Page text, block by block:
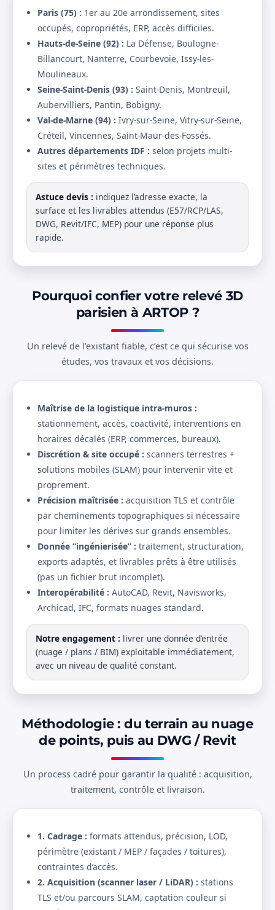
Paris (75) : 1er au 20e arrondissement, sites
occupés, copropriétés, ERP, accès difficiles.
Hauts-de-Seine (92) : La Défense, Boulogne-
Billancourt, Nanterre, Courbevoie, Issy-les-
Moulineaux.
Seine-Saint-Denis (93) : Saint-Denis, Montreuil,
Aubervilliers, Pantin, Bobigny.
Val-de-Marne (94) : Ivry-sur-Seine, Vitry-sur-Seine,
Créteil, Vincennes, Saint-Maur-des-Fossés.
Autres départements IDF : selon projets multi-
sites et périmètres techniques.
Astuce devis : indiquez l’adresse exacte, la
surface et les livrables attendus (E57/RCP/LAS,
DWG, Revit/IFC, MEP) pour une réponse plus
rapide.
Pourquoi confier votre relevé 3D
parisien à ARTOP ?
Un relevé de l’existant fiable, c’est ce qui sécurise vos
études, vos travaux et vos décisions.
Maîtrise de la logistique intra-muros :
stationnement, accès, coactivité, interventions en
horaires décalés (ERP, commerces, bureaux).
Discrétion & site occupé : scanners terrestres +
solutions mobiles (SLAM) pour intervenir vite et
proprement.
Précision maîtrisée : acquisition TLS et contrôle
par cheminements topographiques si nécessaire
pour limiter les dérives sur grands ensembles.
Donnée “ingénierisée” : traitement, structuration,
exports adaptés, et livrables prêts à être utilisés
(pas un fichier brut incomplet).
Interopérabilité : AutoCAD, Revit, Navisworks,
Archicad, IFC, formats nuages standard.
Notre engagement : livrer une donnée d’entrée
(nuage / plans / BIM) exploitable immédiatement,
avec un niveau de qualité constant.
Méthodologie : du terrain au nuage
de points, puis au DWG / Revit
Un process cadré pour garantir la qualité : acquisition,
traitement, contrôle et livraison.
1. Cadrage : formats attendus, précision, LOD,
périmètre (existant / MEP / façades / toitures),
contraintes d’accès.
2. Acquisition (scanner laser / LiDAR) : stations
TLS et/ou parcours SLAM, captation couleur si